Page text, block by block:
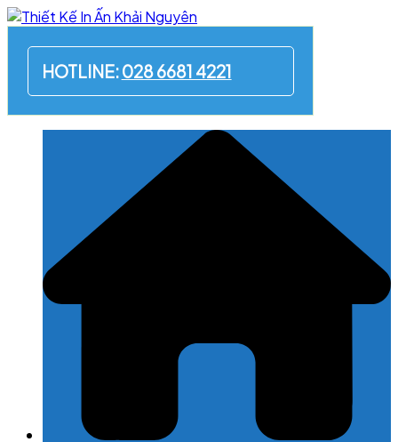
Skip
content
HOTLINE:028 6681 4221